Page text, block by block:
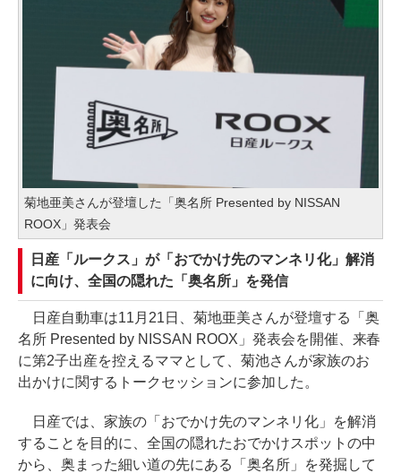
菊地亜美さんが登壇した「奥名所 Presented by NISSAN
ROOX」発表会
日産「ルークス」が「おでかけ先のマンネリ化」解消
に向け、全国の隠れた「奥名所」を発信
日産自動車は11月21日、菊地亜美さんが登壇する「奥
名所 Presented by NISSAN ROOX」発表会を開催、来春
に第2子出産を控えるママとして、菊池さんが家族のお
出かけに関するトークセッションに参加した。
日産では、家族の「おでかけ先のマンネリ化」を解消
することを目的に、全国の隠れたおでかけスポットの中
から、奥まった細い道の先にある「奥名所」を発掘して